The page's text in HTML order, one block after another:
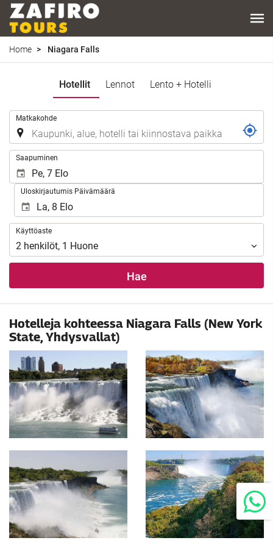
Home Niagara Falls
Hotellit Lennot Lento + Hotelli
Matkakohde
Saapuminen
Uloskirjautumis Päivämäärä
Käyttöaste
Käyttöaste
2 henkilöt, 1 Huone
Hae
Hotelleja kohteessa Niagara Falls (New York
State, Yhdysvallat)